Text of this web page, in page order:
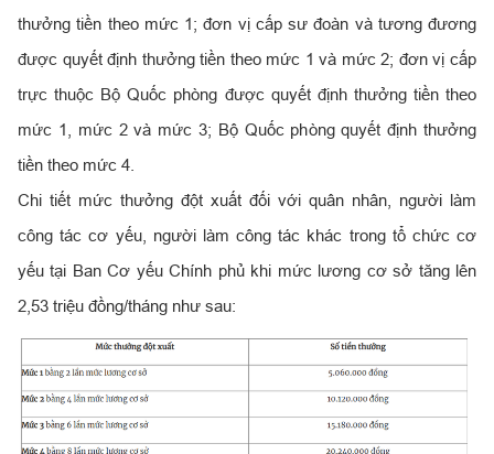
thưởng tiền theo mức 1; đơn vị cấp sư đoàn và tương đương
được quyết định thưởng tiền theo mức 1 và mức 2; đơn vị cấp
trực thuộc Bộ Quốc phòng được quyết định thưởng tiền theo
mức 1, mức 2 và mức 3; Bộ Quốc phòng quyết định thưởng
tiền theo mức 4.
Chi tiết mức thưởng đột xuất đối với quân nhân, người làm
công tác cơ yếu, người làm công tác khác trong tổ chức cơ
yếu tại Ban Cơ yếu Chính phủ khi mức lương cơ sở tăng lên
2,53 triệu đồng/tháng như sau: